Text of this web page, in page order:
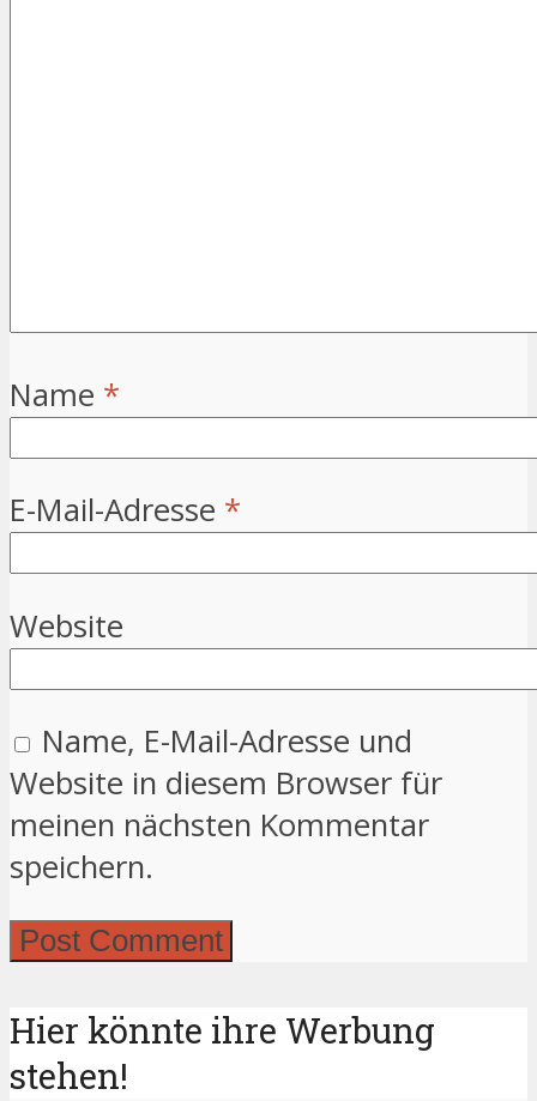
Name *
E-Mail-Adresse *
Website
Name, E-Mail-Adresse und
Website in diesem Browser für
meinen nächsten Kommentar
speichern.
Hier könnte ihre Werbung
stehen!